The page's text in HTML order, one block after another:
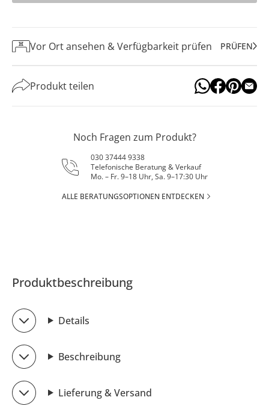
Vor Ort ansehen & Verfügbarkeit prüfen PRÜFEN
Produkt teilen
Noch Fragen zum Produkt?
030 37444 9338
Telefonische Beratung & Verkauf
Mo. – Fr. 9–18 Uhr, Sa. 9–17:30 Uhr
ALLE BERATUNGSOPTIONEN ENTDECKEN
Produktbeschreibung
Details
Beschreibung
Lieferung & Versand